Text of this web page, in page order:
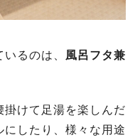
るのは、 風呂フタ兼
掛けて足湯を楽しんだ
にしたり、様々な用途